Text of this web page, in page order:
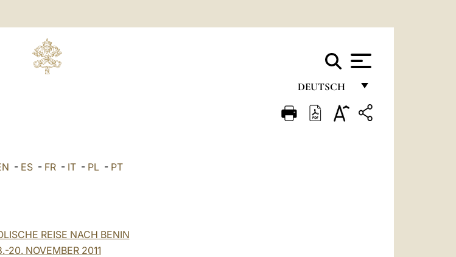
DEUTSCH
FRANÇAIS
- ES - FR - IT - PL - PT
REISE NACH BENIN
20. NOVEMBER 2011